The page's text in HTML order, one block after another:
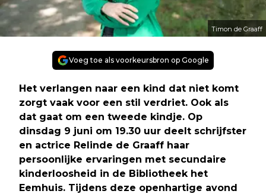
Timon de Graaff
Voeg toe als voorkeursbron op Google
Het verlangen naar een kind dat niet komt
zorgt vaak voor een stil verdriet. Ook als
dat gaat om een tweede kindje. Op
dinsdag 9 juni om 19.30 uur deelt schrijfster
en actrice Relinde de Graaff haar
persoonlijke ervaringen met secundaire
kinderloosheid in de Bibliotheek het
Eemhuis. Tijdens deze openhartige avond